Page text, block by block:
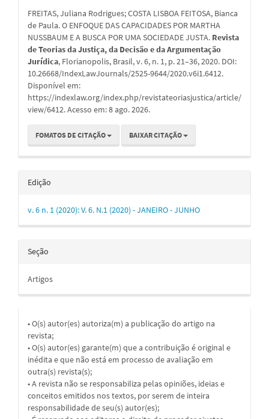
artigo
FREITAS, Juliana Rodrigues; COSTA LISBOA FEITOSA, Bianca
de Paula. O ENFOQUE DAS CAPACIDADES POR MARTHA
NUSSBAUM E A BUSCA POR UMA SOCIEDADE JUSTA. Revista
de Teorias da Justiça, da Decisão e da Argumentação
Jurídica, Florianopolis, Brasil, v. 6, n. 1, p. 21–36, 2020. DOI:
10.26668/IndexLawJournals/2525-9644/2020.v6i1.6412.
Disponível em:
https://indexlaw.org/index.php/revistateoriasjustica/article/
view/6412. Acesso em: 8 ago. 2026.
FOMATOS DE CITAÇÃO BAIXAR CITAÇÃO
Edição
v. 6 n. 1 (2020): V. 6. N.1 (2020) - JANEIRO - JUNHO
Seção
Artigos
• O(s) autor(es) autoriza(m) a publicação do artigo na
revista;
• O(s) autor(es) garante(m) que a contribuição é original e
inédita e que não está em processo de avaliação em
outra(s) revista(s);
• A revista não se responsabiliza pelas opiniões, ideias e
conceitos emitidos nos textos, por serem de inteira
responsabilidade de seu(s) autor(es);